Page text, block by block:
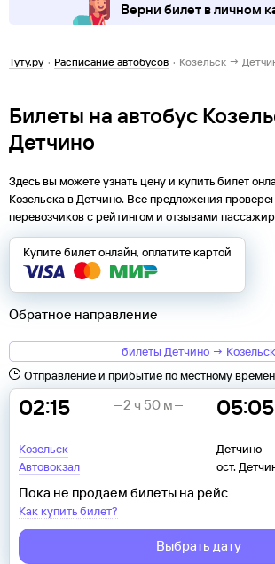
Верни билет в личном
Туту.ру · Расписание автобусов · Козельск →
Билеты на автобус
Детчино
Здесь вы можете узнать цену и купить билет
Козельскав Детчино. Все предложения
перевозчиков с рейтингом и отзывами
Купите билет онлайн, оплатите картой
Обратное направление
билеты Детчино → Козельск
Отправление и прибытие по местному
02:15
Козельск
Автовокзал
05:05
Детчино
ост.
2 ч 50 м
Пока не продаем билеты на рейс
Как купить билет?
Выбрать дату